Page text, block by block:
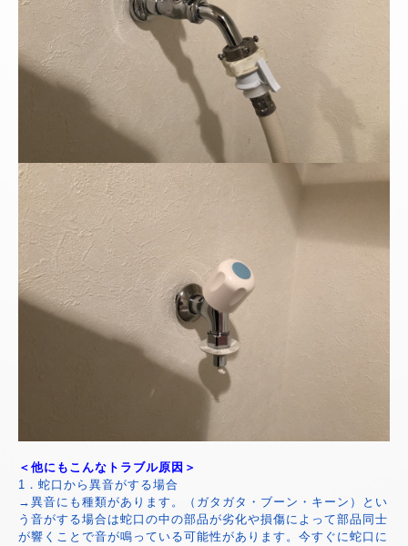
＜他にもこんなトラブル原因＞
1．蛇口から異音がする場合
→異音にも種類があります。（ガタガタ・ブーン・キーン）とい
う音がする場合は蛇口の中の部品が劣化や損傷によって部品同士
が響くことで音が鳴っている可能性があります。今すぐに蛇口に